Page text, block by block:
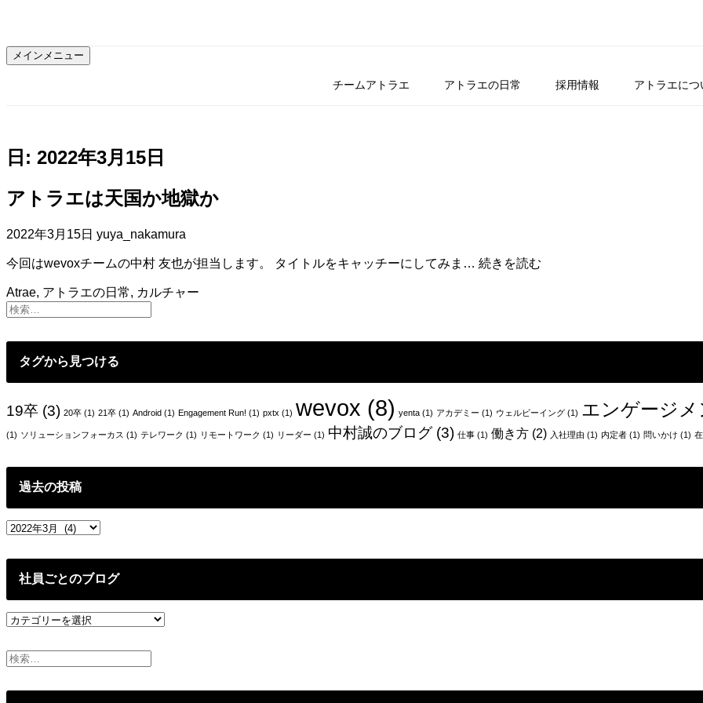
テ
ン
プ
メインメニュー
チームアトラエ アトラエの日常 採用情報 アトラエにつ
日: 2022年3月15日
アトラエは天国か地獄か
2022年3月15日 yuya_nakamura
今回はwevoxチームの中村 友也が担当します。 タイトルをキャッチーにしてみま… 続きを読む
天
獄
か
Atrae, アトラエの日常, カルチャー
タグから見つける
19卒 (3) 20卒 (1) 21卒 (1) Android (1) Engagement Run! (1) pxtx (1) wevox (8) yenta (1) アカデミー (1) ウェルビーイング (1) エンゲージ
(1) ソリューションフォーカス (1) テレワーク (1) リモートワーク (1) リーダー (1) 中村誠のブログ(3) 仕事 (1) 働き方 (2) 入社理由 (1) 内定者 (1) 問いかけ (1)
過去の投稿
過
の
社員ごとのブログ
社
ご
と